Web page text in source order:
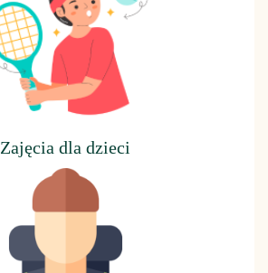
Zajęcia dla dzieci